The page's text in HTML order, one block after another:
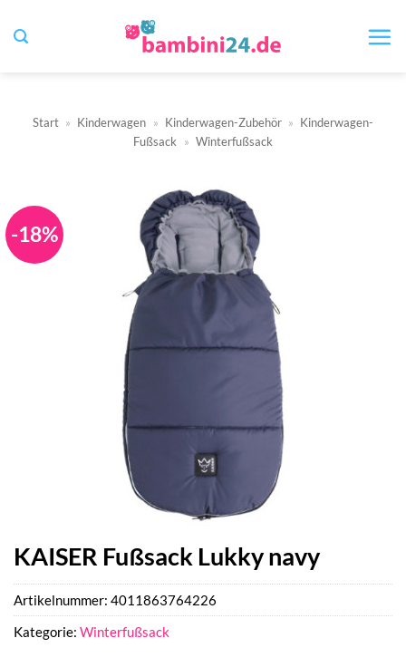
Inhalt
Start » Kinderwagen » Kinderwagen-Zubehör » Kinderwagen-
Fußsack
» Winterfußsack
-18%
KAISER Fußsack Lukky navy
Artikelnummer: 4011863764226
Kategorie: Winterfußsack